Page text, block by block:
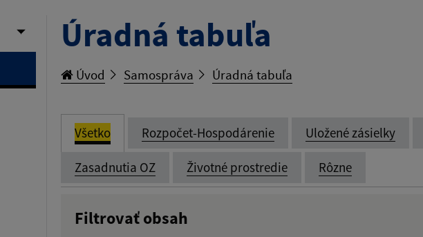
Úradná tabuľa
Úvod Samospráva Úradná tabuľa
Všetko Rozpočet-Hospodárenie Uložené zásielky
Zasadnutia OZ Životné prostredie Rôzne
Filtrovať obsah